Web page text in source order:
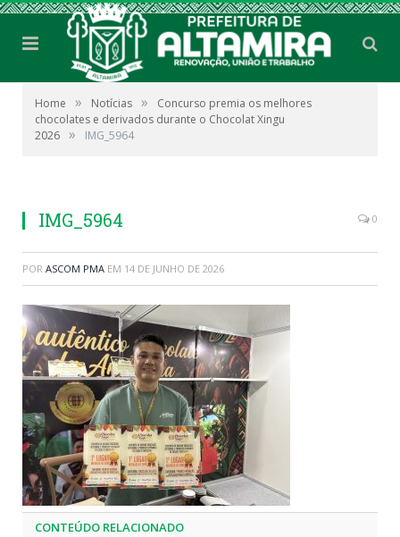
Home » Notícias »
Concurso premia os melhores
chocolates e derivados durante o Chocolat Xingu
2026 » IMG_5964
IMG_5964 0
POR ASCOM PMA EM 14 DE JUNHO DE 2026
CONTEÚDO RELACIONADO